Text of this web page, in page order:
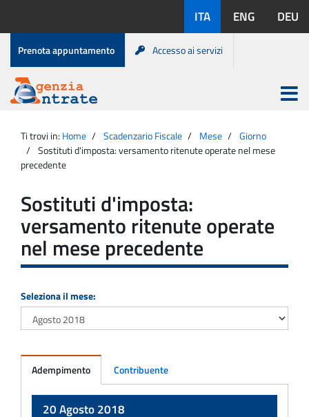
contenuto
disponibili:
ITA ENG DEU
Menu
di
servizio
Prenota appuntamento Accesso ai servizi
Agenzia
Entrate
Apri
menu
principale
Ti trovi in: Home Scadenzario Fiscale Mese
Giorno
Sostituti d'imposta: versamento ritenute operate nel mese
precedente
Sostituti d'imposta:
versamento ritenute operate
nel mese precedente
Seleziona il mese:
Adempimento Contribuente
20 Agosto 2018